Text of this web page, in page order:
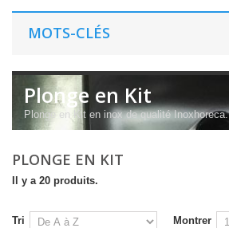
MOTS-CLÉS
Plonge en Kit
Plonge en Kit en inox de qualité Inoxhoreca.
PLONGE EN KIT
Il y a 20 produits.
Tri
Montrer